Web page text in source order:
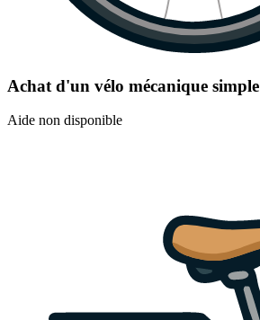
Achat d'un vélo mécanique simple
Aide non disponible